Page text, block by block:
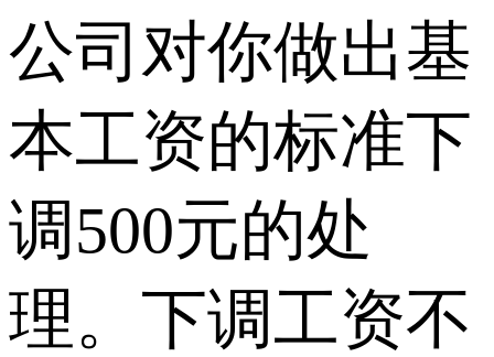
公司对你做出基
本工资的标准下
调500元的处
理。下调工资不